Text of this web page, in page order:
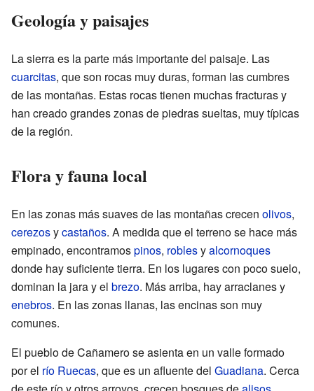
Geología y paisajes
La sierra es la parte más importante del paisaje. Las
cuarcitas, que son rocas muy duras, forman las cumbres
de las montañas. Estas rocas tienen muchas fracturas y
han creado grandes zonas de piedras sueltas, muy típicas
de la región.
Flora y fauna local
En las zonas más suaves de las montañas crecen olivos,
cerezosycastaños. A medida que el terreno se hace más
empinado, encontramospinos, roblesyalcornoques
donde hay suficiente tierra. En los lugares con poco suelo,
dominan la jara y el brezo. Más arriba, hay arraclanes y
enebros. En las zonas llanas, las encinas son muy
comunes.
El pueblo de Cañamero se asienta en un valle formado
por el río Ruecas, que es un afluente del Guadiana. Cerca